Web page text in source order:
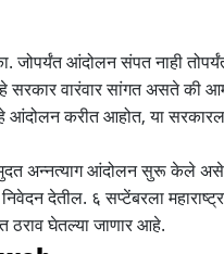
जोपर्यंत आंदोलन संपत नाही
वारंवार सांगत असते की आम्ही
आंदोलन करीत आहोत, या
अन्नत्याग आंदोलन सुरू केले
देतील. ६ सप्टेंबरला
ठराव घेतल्या जाणार आहे.